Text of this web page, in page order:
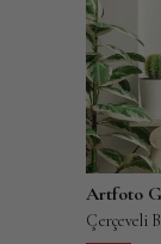
Artfoto
Çerçeveli